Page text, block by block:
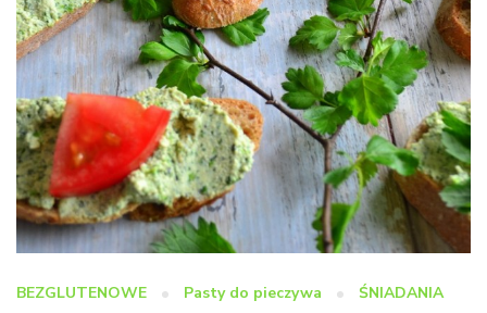
BEZGLUTENOWE Pasty do pieczywa ŚNIADANIA